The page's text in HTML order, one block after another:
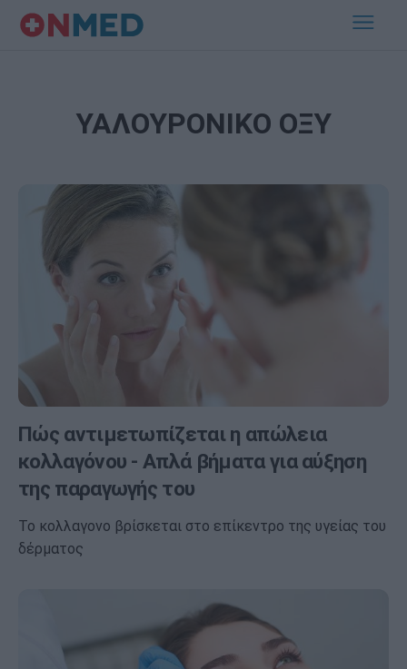
ΥΑΛΟΥΡΟΝΙΚΟ ΟΞΥ
Πώς αντιμετωπίζεται η απώλεια
κολλαγόνου - Απλά βήματα για αύξηση
της παραγωγής του
Το κολλαγονο βρίσκεται στο επίκεντρο της υγείας του
δέρματος